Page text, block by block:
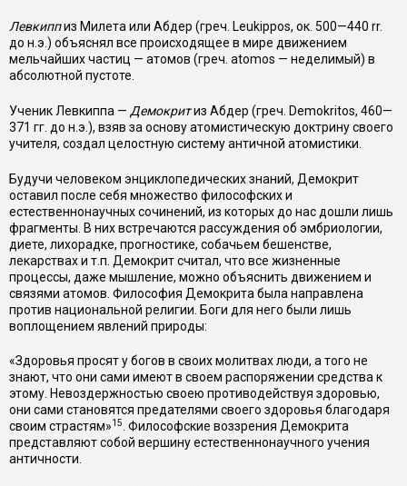
Левкиппиз Милета или Абдер (греч. Leukippos, ок. 500—440 rr.
до н.э.) объяснял все происходящее в мире движением
мельчайших частиц — атомов (греч. atomos — неделимый) в
абсолютной пустоте.
Ученик Левкиппа — Демокритиз Абдер (греч. Demokritos, 460—
371 гг. до н.э.), взяв за основу атомистическую доктрину своего
учителя, создал це­лостную систему античной атомистики.
Будучи человеком энциклопедических знаний, Демокрит
оставил после себя множество философских и
естественнонаучных сочинений, из которых до нас дошли лишь
фрагменты. В них встречаются рассуждения об эмбриологии,
диете, лихорадке, прогностике, собачьем бешенстве,
лекарствах и т.п. Демо­крит считал, что все жизненные
процессы, даже мышление, можно объяснить движением и
связями атомов. Философия Демокрита была направлена
против национальной религии. Боги для него были лишь
воплощением явлений природы:
«Здоровья просят у богов в своих молитвах люди, а того не
знают, что они сами имеют в своем распоряжении средства к
этому. Невоздержностью своею противодействуя здоровью,
они сами становятся предателями своего здоровья благодаря
своим страстям»15. Философские воззрения Демокрита
представ­ляют собой вершину естественнонаучного учения
античности.